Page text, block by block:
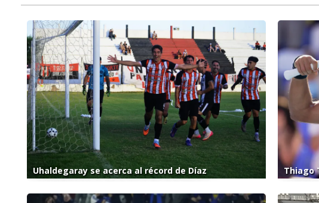
Uhaldegaray se acerca al récord de Díaz Thiago